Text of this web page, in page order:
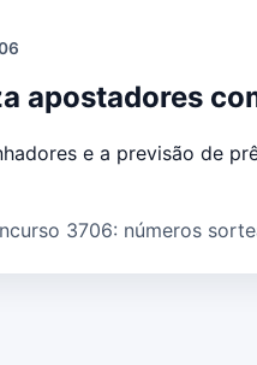
apostadores
e a previsão de
3706: números